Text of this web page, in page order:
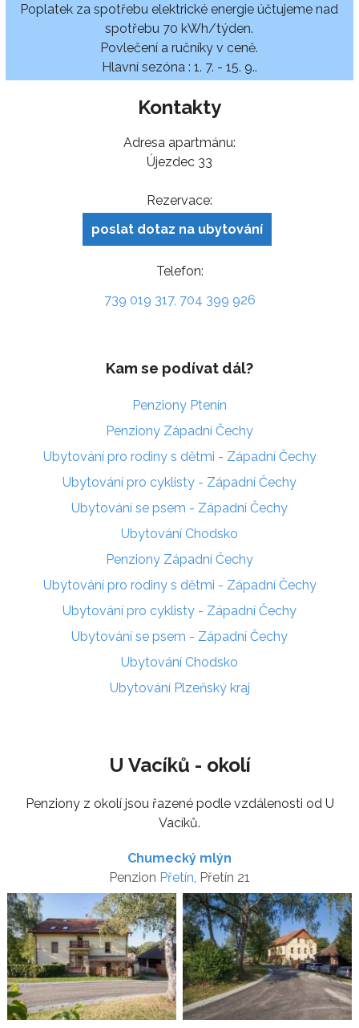
Poplatek za spotřebu elektrické energie účtujeme nad
spotřebu 70 kWh/týden.
Povlečení a ručníky v ceně.
Hlavní sezóna : 1. 7. - 15. 9..
Kontakty
Adresa apartmánu:
Újezdec 33
Rezervace:
poslat dotaz na ubytování
Telefon:
739 019 317, 704 399 926
Kam se podívat dál?
Penziony Ptenín
Penziony Západní Čechy
Ubytování pro rodiny s dětmi - Západní Čechy
Ubytování pro cyklisty - Západní Čechy
Ubytování se psem - Západní Čechy
Ubytování Chodsko
Penziony Západní Čechy
Ubytování pro rodiny s dětmi - Západní Čechy
Ubytování pro cyklisty - Západní Čechy
Ubytování se psem - Západní Čechy
Ubytování Chodsko
Ubytování Plzeňský kraj
U Vacíků - okolí
Penziony z okolí jsou řazené podle vzdálenosti od U
Vacíků.
Chumecký mlýn
Penzion Přetín , Přetín 21